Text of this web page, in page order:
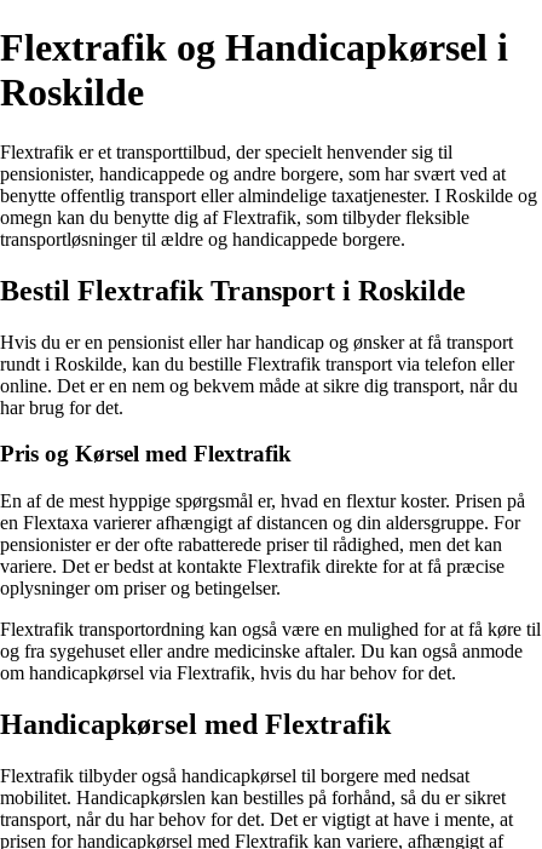
Flextrafik og Handicapkørsel i
Roskilde
Flextrafik er et transporttilbud, der specielt henvender sig til
pensionister, handicappede og andre borgere, som har svært ved at
benytte offentlig transport eller almindelige taxatjenester. I Roskilde og
omegn kan du benytte dig af Flextrafik, som tilbyder fleksible
transportløsninger til ældre og handicappede borgere.
Bestil Flextrafik Transport i Roskilde
Hvis du er en pensionist eller har handicap og ønsker at få transport
rundt i Roskilde, kan du bestille Flextrafik transport via telefon eller
online. Det er en nem og bekvem måde at sikre dig transport, når du
har brug for det.
Pris og Kørsel med Flextrafik
En af de mest hyppige spørgsmål er, hvad en flextur koster. Prisen på
en Flextaxa varierer afhængigt af distancen og din aldersgruppe. For
pensionister er der ofte rabatterede priser til rådighed, men det kan
variere. Det er bedst at kontakte Flextrafik direkte for at få præcise
oplysninger om priser og betingelser.
Flextrafik transportordning kan også være en mulighed for at få køre til
og fra sygehuset eller andre medicinske aftaler. Du kan også anmode
om handicapkørsel via Flextrafik, hvis du har behov for det.
Handicapkørsel med Flextrafik
Flextrafik tilbyder også handicapkørsel til borgere med nedsat
mobilitet. Handicapkørslen kan bestilles på forhånd, så du er sikret
transport, når du har behov for det. Det er vigtigt at have i mente, at
prisen for handicapkørsel med Flextrafik kan variere, afhængigt af